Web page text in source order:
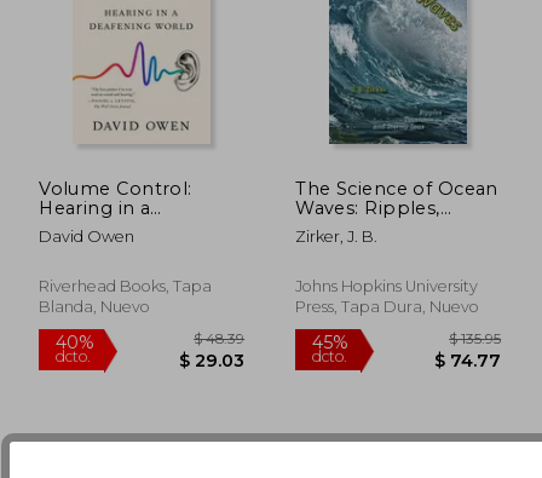
dcto. $ 205.12 dcto.
Volume Control:
Hearing in a
Deafening World (en
Inglés)
David Owen
Riverhead Books, Tapa
Blanda, Nuevo
The Science of Ocean
Waves: Ripples,
Tsunamis, and Stormy
Seas (en Inglés)
Zirker, J. B.
Johns Hopkins University
Press, Tapa Dura, Nuevo